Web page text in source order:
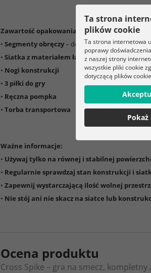
Zawartość opakowania:
• Segmenty obręczy– do złożenia powierzchni
• Siatka z materiałem łączącym
• Nogi konstrukcji
• 3 piłki do gry
• Ręczna pompka
• Torba transportowa
Ważne informacje:
• Używaj tylko na równej i stabilnej
• Regularnie sprawdzaj stan konstrukcji i
• Zapewnij wystarczającą ilość wolnej
• Nie stój ani nie skacz na siatce lub
Ocena produktu
Cross Spike – gra na smecz, kompletny
Ta strona
plików cookie
Ta strona internetowa
poprawy
z naszej strony
wszystkie pliki cookie
dotyczącą plików
Pokaż